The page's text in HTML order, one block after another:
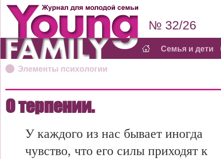
Элементы психологии
О терпении.
У каждого из нас бывает иногда
чувство, что его силы приходят к
№ 32/26
Семья и дети